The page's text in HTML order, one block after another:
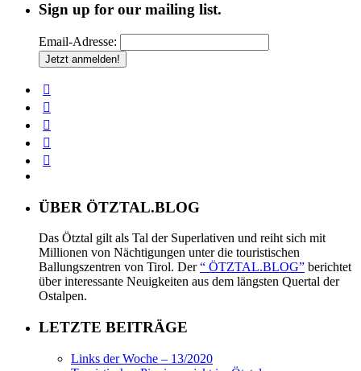
Sign up for our mailing list.
Email-Adresse:
ÜBER ÖTZTAL.BLOG
Das Ötztal gilt als Tal der Superlativen und reiht sich mit
Millionen von Nächtigungen unter die touristischen
Ballungszentren von Tirol. Der“ ÖTZTAL.BLOG” berichtet
über interessante Neuigkeiten aus dem längsten Quertal der
Ostalpen.
LETZTE BEITRÄGE
Links der Woche – 13/2020